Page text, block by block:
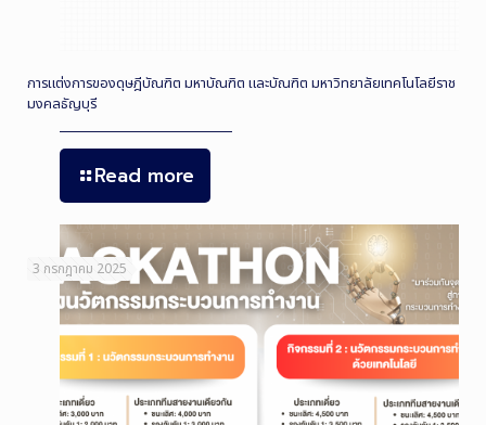
การแต่งการของดุษฎีบัณฑิต มหาบัณฑิต และบัณฑิต มหาวิทยาลัยเทคโนโลยีราช
มงคลธัญบุรี
Read more
3 กรกฎาคม 2025